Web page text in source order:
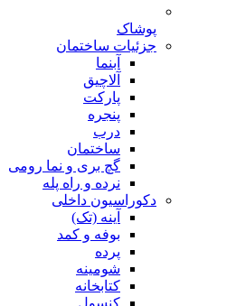
پوشاک
جزئیات ساختمان
آبنما
آلاچیق
پارکت
پنجره
درب
ساختمان
گچ بری و نما رومی
نرده و راه پله
دکوراسیون داخلی
آینه (تک)
بوفه و کمد
پرده
شومینه
کتابخانه
کنسول